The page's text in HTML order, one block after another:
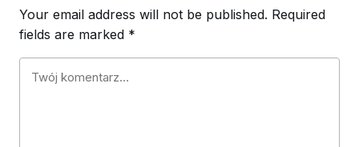
Your email address will not be published. Required
fields are marked *